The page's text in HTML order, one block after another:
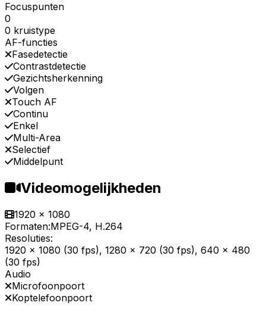
Focuspunten
0
0 kruistype
AF-functies
Fasedetectie
Contrastdetectie
Gezichtsherkenning
Volgen
Touch AF
Continu
Enkel
Multi-Area
Selectief
Middelpunt
Videomogelijkheden
1920 x 1080
Formaten:MPEG-4, H.264
Resoluties:
1920 x 1080 (30 fps), 1280 x 720 (30 fps), 640 x 480
(30 fps)
Audio
Microfoonpoort
Koptelefoonpoort